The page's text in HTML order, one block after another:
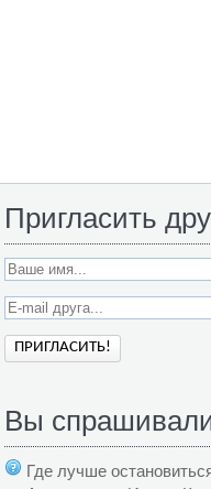
Пригласить
Вы
Где лучше